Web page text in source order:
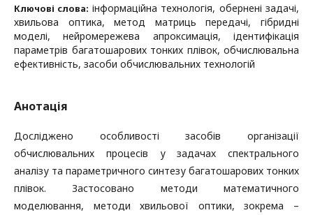
Ключові слова: інформаційна технологія, обернені задачі,
хвильова оптика, метод матриць передачі, гібридні
моделі, нейромережева апроксимація, ідентифікація
параметрів багатошарових тонких плівок, обчислювальна
ефективність, засоби обчислювальних технологій
Анотація
Досліджено особливості засобів організації
обчислювальних процесів у задачах спектрального
аналізу та параметричного синтезу багатошарових тонких
плівок. Застосовано методи математичного
моделювання, методи хвильової оптики, зокрема –